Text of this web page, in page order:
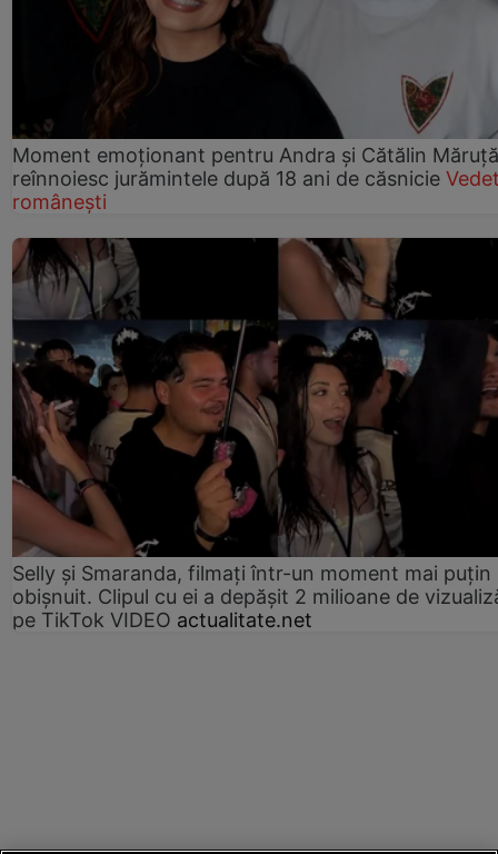
Moment emoționant pentru Andra și Cătălin
reînnoiesc jurămintele după 18 ani de căsnicie
românești
Selly și Smaranda, filmați într-un moment mai puțin
obișnuit. Clipul cu ei a depășit 2 milioane de
pe TikTok VIDEO actualitate.net